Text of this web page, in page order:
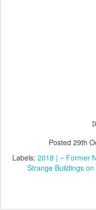
Posted 29th
Labels: 2018 | ~ Former
Strange Buildings